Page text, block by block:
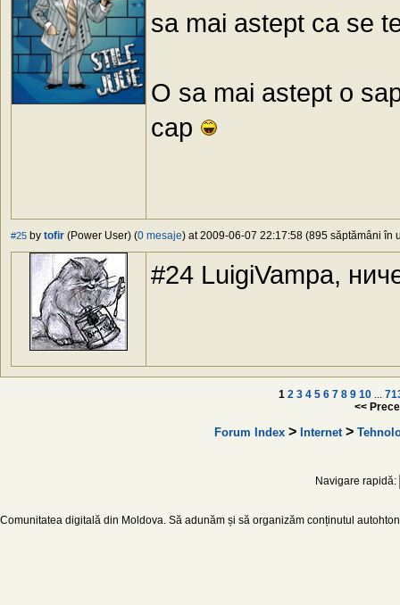
sa mai astept ca se
O sa mai astept o
cap
#25 by tofir (Power User) (0 mesaje) at 2009-06-07 22:17:58 (895 săptămâni în
#24 LuigiVampa,
1 2 3 4 5 6 7 8 9 10 ...
<<
Forum Index> Internet>
Navigare rapidă:
Comunitatea digitală din Moldova. Să adunăm și să organizăm conținutul